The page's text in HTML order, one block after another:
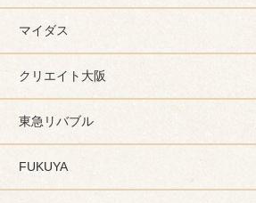
マイダス
クリエイト大阪
東急リバブル
FUKUYA